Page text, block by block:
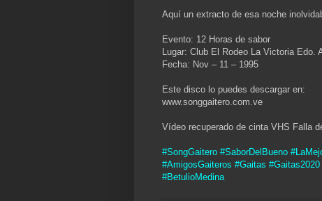
Aquí un extracto de esa noche
Evento: 12 Horas de sabor
Lugar: Club El Rodeo La Victoria Edo.
Fecha: Nov – 11 – 1995
Este disco lo puedes descargar en:
www.songgaitero.com.ve
Vídeo recuperado de cinta VHS Falla
#SongGaitero #SaborDelBueno
#AmigosGaiteros #Gaitas
#BetulioMedina